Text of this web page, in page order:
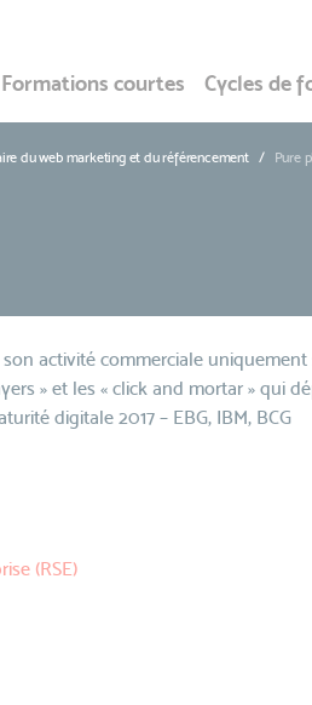
Formations courtes Cycles de
du web marketing et du référencement Pure
activité commerciale
» et les « click and mortar » qui
digitale 2017 – EBG, IBM, BCG
(RSE)